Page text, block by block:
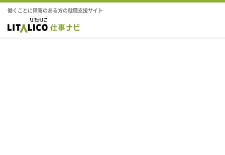
働くことに障害のある方の就職支援サイト